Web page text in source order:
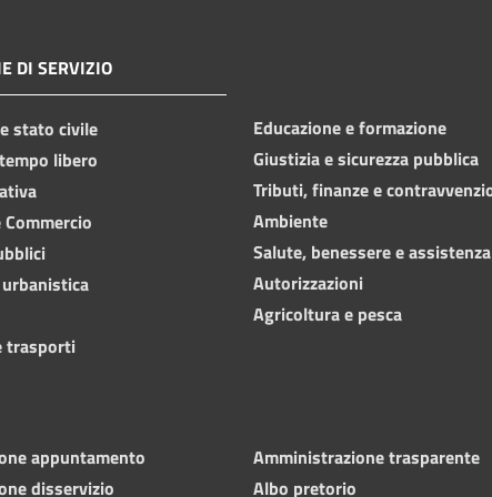
DI SERVIZIO
stato civile
libero
trasporti
Educazione e formazione
Giustizia e sicurezza pubblica
Tributi, finanze e
Ambiente
Salute, benessere e assistenza
Autorizzazioni
Agricoltura e pesca
appuntamento
disservizio
Amministrazione trasparente
Albo pretorio